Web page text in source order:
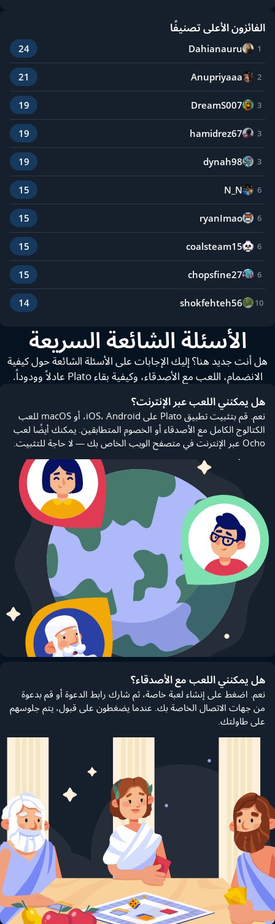
الفائزون الأعلى تصنيفًا
1
Dahianauru
24
2
Anupriyaaa
21
3
DreamS007
19
3
hamidrez67
19
3
dynah98
19
6
N_N
15
6
ryanImao
15
6
coalsteam15
15
6
chopsfine27
15
10
shokfehteh56
14
الأسئلة الشائعة السريعة
هل أنت جديد هنا؟ إليك الإجابات على الأسئلة الشائعة حول كيفية
الانضمام، اللعب مع الأصدقاء، وكيفية بقاء Plato عادلاً وودوداً.
هل يمكنني اللعب عبر الإنترنت؟
نعم. قم بتثبيت تطبيق Plato على iOS، Android، أو macOS للعب
الكتالوج الكامل مع الأصدقاء أو الخصوم المتطابقين. يمكنك أيضًا لعب
Ocho عبر الإنترنت في متصفح الويب الخاص بك — لا حاجة للتثبيت.
هل يمكنني اللعب مع الأصدقاء؟
نعم. اضغط على إنشاء لعبة خاصة، ثم شارك رابط الدعوة أو قم بدعوة
من جهات الاتصال الخاصة بك. عندما يضغطون على قبول، يتم جلوسهم
على طاولتك.